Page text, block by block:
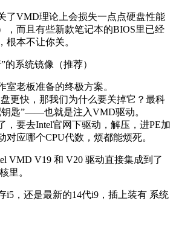
了VMD理论上会损失一点点硬盘性能
，而且有些新款笔记本的BIOS里已经
根本不让你关。
的系统镜像（推荐）
室老板准备的终极方案。
更快，那我们为什么要关掉它？最科
匙”——也就是注入VMD驱动。
，要去Intel官网下驱动，解压，进PE加
对应哪个CPU代数，烦都能烦死。
VMD V19 和 V20 驱动直接集成到了
里。
i5，还是最新的14代i9，插上装有 系统